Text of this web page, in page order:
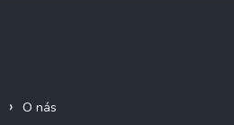
O nás